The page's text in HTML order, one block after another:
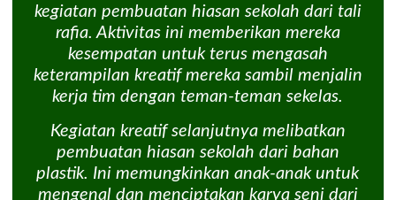
kegiatan pembuatan hiasan sekolah dari tali
rafia. Aktivitas ini memberikan mereka
kesempatan untuk terus mengasah
keterampilan kreatif mereka sambil menjalin
kerja tim dengan teman-teman sekelas.
Kegiatan kreatif selanjutnya melibatkan
pembuatan hiasan sekolah dari bahan
plastik. Ini memungkinkan anak-anak untuk
mengenal dan menciptakan karya seni dari